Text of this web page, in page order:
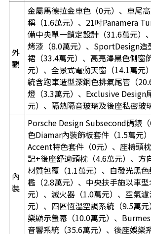
外
觀
金屬馬德拉金車色（0元）、車尾
稱（1.6萬元）、21吋Panamera
備中央單一鎖定設計（31.6萬元）
烤漆（8.0萬元）、SportDesign造
裙（33.4萬元）、高亮澤黑色側窗
元）、全景式電動天窗（14.1萬元
統含跑車造型深銅色排氣尾管（
燈（3.3萬元）、Exclusive Design
元）、隔熱隔音玻璃及後座私密玻
內
裝
Porsche Design Subsecond碼錶
色Diamar內裝飾板套件（1.5萬元
Accent特色套件（0元）、座椅頭
記+後座舒適頭枕（4.6萬元）、方
材質包覆（1.1萬元）、自發光黑
檻（2.8萬元）、中央扶手施以車
元）、滅火器（1.0萬元）、空氣
元）、四區恆溫空調系統（9.5萬
樂顯示螢幕（10.0萬元）、
音響系統（35.6萬元）、後座娛樂